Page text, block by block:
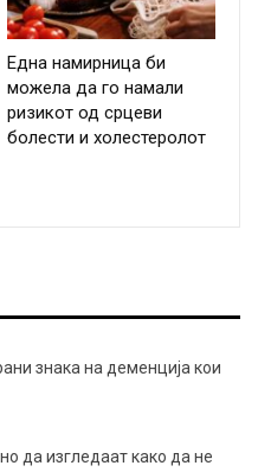
Една намирница би
можела да го намали
ризикот од срцеви
болести и холестеролот
знака на деменција кои
да изгледаат како да не